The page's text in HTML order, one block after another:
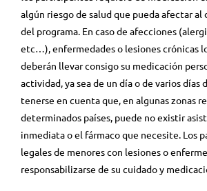
algún riesgo de salud que pueda afectar al
del programa. En caso de afecciones
etc…), enfermedades o lesiones crónicas
deberán llevar consigo su medicación
actividad, ya sea de un día o de varios días
tenerse en cuenta que, en algunas zonas
determinados países, puede no existir
inmediata o el fármaco que necesite. Los
legales de menores con lesiones o
responsabilizarse de su cuidado y